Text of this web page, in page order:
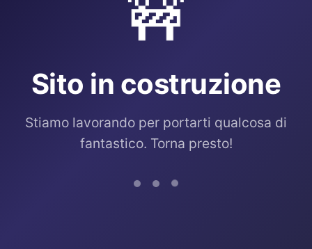
🚧
Sito in costruzione
Stiamo lavorando per portarti qualcosa di
fantastico. Torna presto!